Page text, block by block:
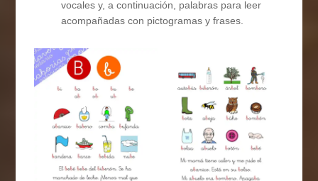
vocales y, a continuación, palabras para leer
acompañadas con pictogramas y frases.